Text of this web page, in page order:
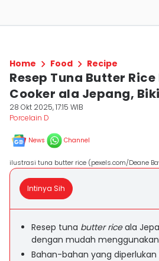
Home Food Recipe
Resep Tuna Butter
Cooker ala Jepang,
28 Okt 2025, 17:15 WIB
Porcelain D
News Channel
ilustrasi tuna butter rice (pexels.com/Deane
Intinya Sih
Resep tuna butter riceala
dengan mudah menggunakan
Bahan-bahan yang